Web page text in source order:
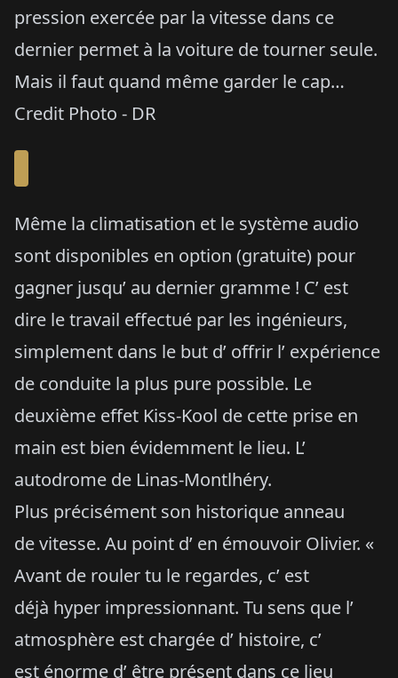
pression exercée par la vitesse dans ce
dernier permet à la voiture de tourner seule.
Mais il faut quand même garder le cap…
Credit Photo - DR
Même la climatisation et le système audio
sont disponibles en option (gratuite) pour
gagner jusqu’ au dernier gramme ! C’ est
dire le travail effectué par les ingénieurs,
simplement dans le but d’ offrir l’ expérience
de conduite la plus pure possible. Le
deuxième effet Kiss-Kool de cette prise en
main est bien évidemment le lieu. L’
autodrome de Linas-Montlhéry.
Plus précisément son historique anneau
de vitesse. Au point d’ en émouvoir Olivier. «
Avant de rouler tu le regardes, c’ est
déjà hyper impressionnant. Tu sens que l’
atmosphère est chargée d’ histoire, c’
est énorme d’ être présent dans ce lieu